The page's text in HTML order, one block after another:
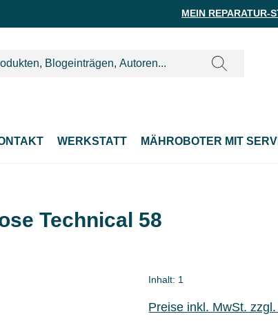
MEIN REPARATUR-
WERKSTATT MÄHROBOTER MIT
Technical 58
Inhalt: 1
Preise inkl. MwSt.